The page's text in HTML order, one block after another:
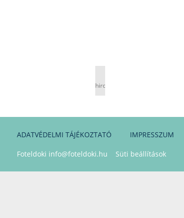
hirdetés
ADATVÉDELMI TÁJÉKOZTATÓ IMPRESSZUM
Foteldoki info@foteldoki.hu Süti beállítások